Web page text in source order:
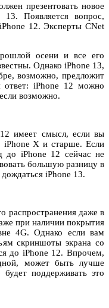
презентовать новое
13. Появляется вопрос,
12. Эксперты CNet
осени и все его
Однако iPhone 13,
возможно, предложит
ответ: iPhone 12 можно
возможно.
имеет смысл, если вы
iPhone X и старше. Если
до iPhone 12 сейчас не
большую разницу в
iPhone 13.
распространения даже в
при наличии покрытия
4G. Однако если вам
скриншоты экрана со
до iPhone 12. Впрочем,
может быть лучше
поддерживать это